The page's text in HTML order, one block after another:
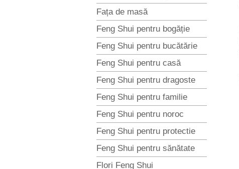
Fața de masă
Feng Shui pentru bogăție
Feng Shui pentru bucătărie
Feng Shui pentru casă
Feng Shui pentru dragoste
Feng Shui pentru familie
Feng Shui pentru noroc
Feng Shui pentru protectie
Feng Shui pentru sănătate
Flori Feng Shui